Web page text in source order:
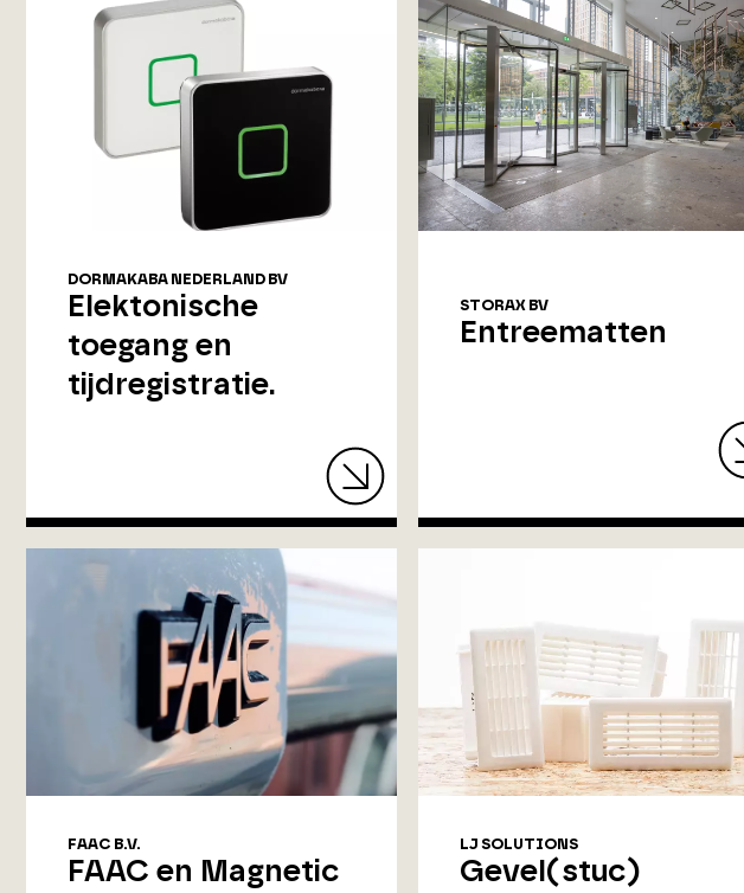
DORMAKABA NEDERLAND BV
Elektonische
toegang en
tijdregistratie.
STORAX BV
Entreematten
FAAC B.V.
FAAC en Magnetic
LJ SOLUTIONS
Gevel(stuc)